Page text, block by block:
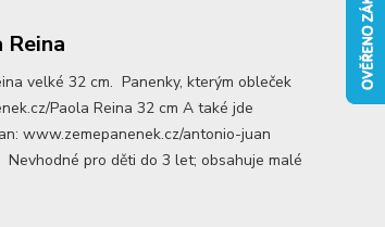
velké 32 cm. Panenky, kterým obleček
Paola Reina 32 cm A také jde
www.zemepanenek.cz/antonio-juan
pro děti do 3 let; obsahuje malé